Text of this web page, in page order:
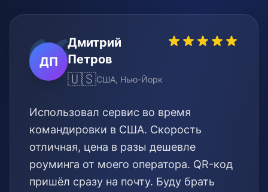
ДП
Дмитрий
Петров
🇺🇸США, Нью-Йорк
Использовал сервис во время
командировки в США. Скорость
отличная, цена в разы дешевле
роуминга от моего оператора. QR-код
пришёл сразу на почту. Буду брать